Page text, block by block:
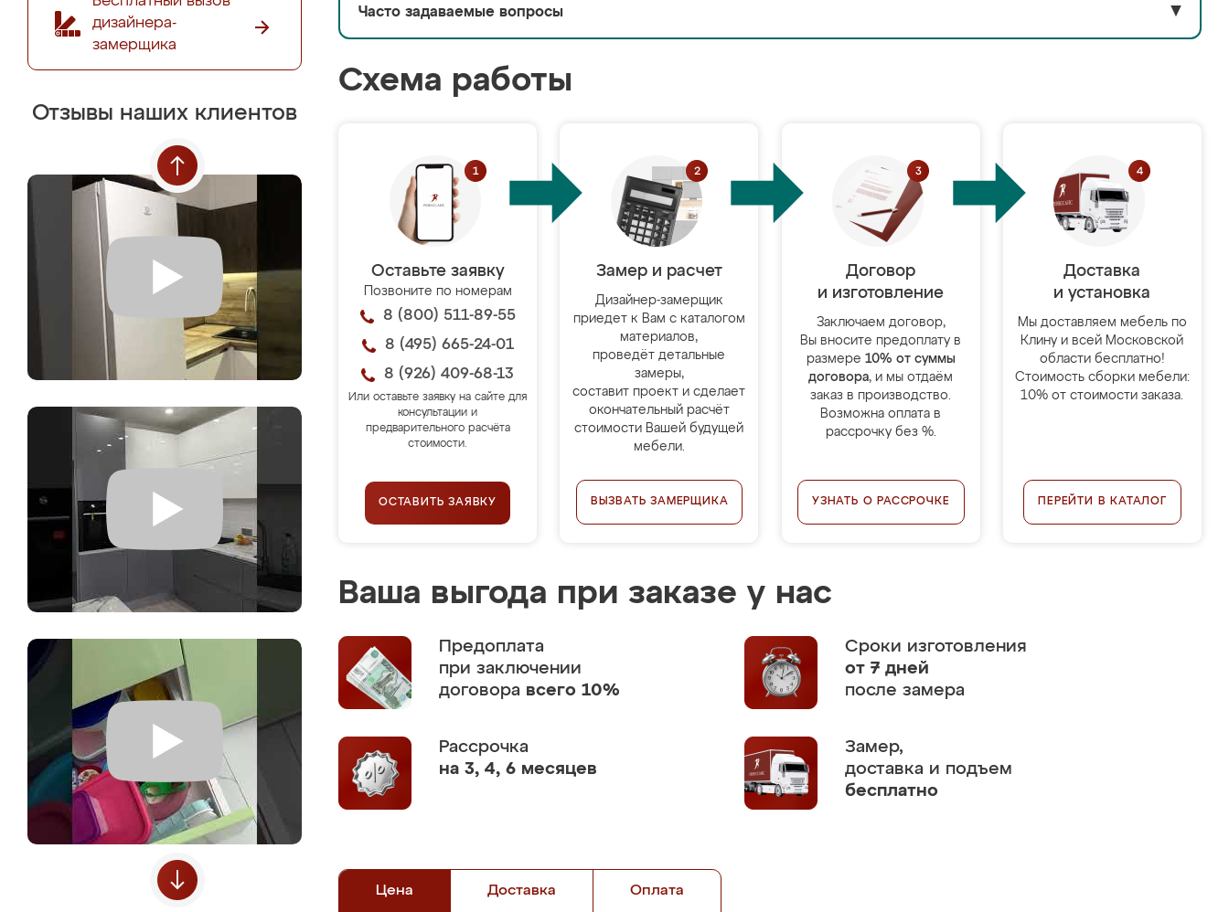
дизайнера-
замерщика
Отзывы наших клиентов
Часто задаваемые вопросы ▼
Схема работы
Оставьте заявку
Позвоните по номерам
8 (800) 511-89-55
8 (495) 665-24-01
8 (926) 409-68-13
Или оставьте заявку на сайте для
консультации и
предварительного расчёта
стоимости.
ОСТАВИТЬ ЗАЯВКУ
Замер и расчет
Дизайнер-замерщик
приедет к Вам с каталогом
материалов,
проведёт детальные
замеры,
составит проект и сделает
окончательный расчёт
стоимости Вашей будущей
мебели.
ВЫЗВАТЬ ЗАМЕРЩИКА
Договор
и изготовление
Заключаем договор,
Вы вносите предоплату в
размере 10% от суммы
договора, и мы отдаём
заказ в производство.
Возможна оплата в
рассрочку без %.
УЗНАТЬ О РАССРОЧКЕ
Доставка
и установка
Мы доставляем мебель по
Клину и всей Московской
области бесплатно!
Стоимость сборки мебели:
10% от стоимости заказа.
ПЕРЕЙТИ В КАТАЛОГ
Ваша выгода при заказе у нас
Предоплата
при заключении
договора всего 10%
Сроки изготовления
от 7 дней
после замера
Рассрочка
на 3, 4, 6 месяцев
Замер,
доставка и подъем
бесплатно
Цена Доставка Оплата